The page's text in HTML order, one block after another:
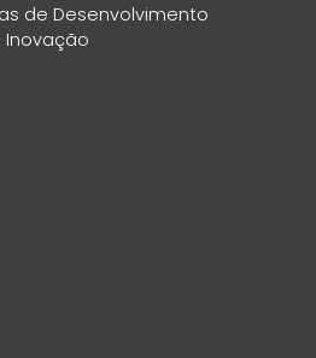
de Desenvolvimento
Inovação